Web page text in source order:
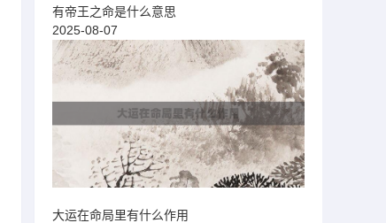
有帝王之命是什么意思
2025-08-07
大运在命局里有什么作用